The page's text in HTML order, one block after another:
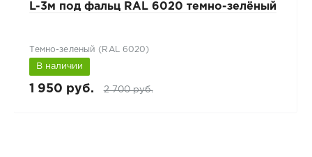
L-3м под фальц RAL 6020 темно-зелёный
Темно-зеленый (RAL 6020)
В наличии
1 950 руб. 2 700 руб.